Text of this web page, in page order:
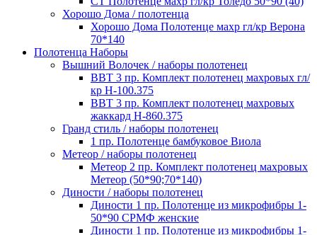
Хорошо Дома / полотенца
Хорошо Дома Полотенце махр гл/кр Верона
70*140
Полотенца Наборы
Вышний Волочек / наборы полотенец
ВВТ 3 пр. Комплект полотенец махровых гл/
кр Н-100.375
ВВТ 3 пр. Комплект полотенец махровых
жаккард Н-860.375
Гранд стиль / наборы полотенец
1 пр. Полотенце бамбуковое Виола
Метеор / наборы полотенец
Метеор 2 пр. Комплект полотенец махровых
Метеор (50*90;70*140)
Диности / наборы полотенец
Диности 1 пр. Полотенце из микрофибры 1-
50*90 СРМФ женские
Диности 1 пр. Полотенце из микрофибры 1-